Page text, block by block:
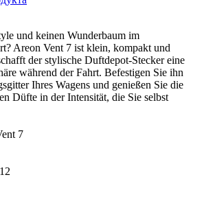
und keinen Wunderbaum im
Areon Vent 7 ist klein, kompakt und
der stylische Duftdepot-Stecker eine
während der Fahrt. Befestigen Sie ihn
Ihres Wagens und genießen Sie die
Düfte in der Intensität, die Sie selbst